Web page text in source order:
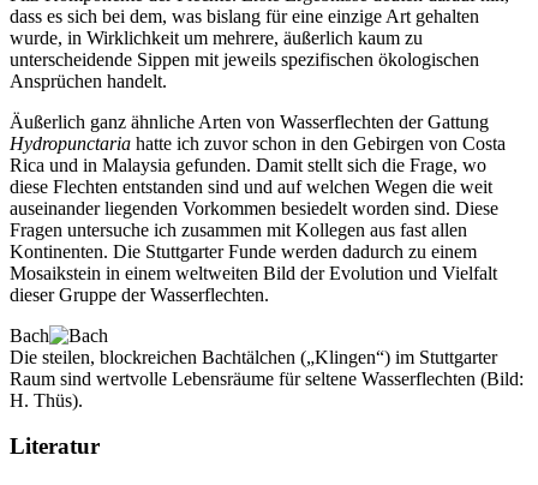
dass es sich bei dem, was bislang für eine einzige Art gehalten
wurde, in Wirklichkeit um mehrere, äußerlich kaum zu
unterscheidende Sippen mit jeweils spezifischen ökologischen
Ansprüchen handelt.
Äußerlich ganz ähnliche Arten von Wasserflechten der Gattung
Hydropunctaria hatte ich zuvor schon in den Gebirgen von Costa
Rica und in Malaysia gefunden. Damit stellt sich die Frage, wo
diese Flechten entstanden sind und auf welchen Wegen die weit
auseinander liegenden Vorkommen besiedelt worden sind. Diese
Fragen untersuche ich zusammen mit Kollegen aus fast allen
Kontinenten. Die Stuttgarter Funde werden dadurch zu einem
Mosaikstein in einem weltweiten Bild der Evolution und Vielfalt
dieser Gruppe der Wasserflechten.
Bach
Die steilen, blockreichen Bachtälchen („Klingen“) im Stuttgarter
Raum sind wertvolle Lebensräume für seltene Wasserflechten (Bild:
H. Thüs).
Literatur